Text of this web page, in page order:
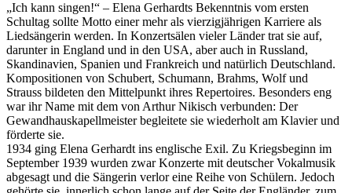
„Ich kann singen!“ – Elena Gerhardts Bekenntnis vom ersten
Schultag sollte Motto einer mehr als vierzigjährigen Karriere als
Liedsängerin werden. In Konzertsälen vieler Länder trat sie auf,
darunter in England und in den USA, aber auch in Russland,
Skandinavien, Spanien und Frankreich und natürlich Deutschland.
Kompositionen von Schubert, Schumann, Brahms, Wolf und
Strauss bildeten den Mittelpunkt ihres Repertoires. Besonders eng
war ihr Name mit dem von Arthur Nikisch verbunden: Der
Gewandhauskapellmeister begleitete sie wiederholt am Klavier und
förderte sie.
1934 ging Elena Gerhardt ins englische Exil. Zu Kriegsbeginn im
September 1939 wurden zwar Konzerte mit deutscher Vokalmusik
abgesagt und die Sängerin verlor eine Reihe von Schülern. Jedoch